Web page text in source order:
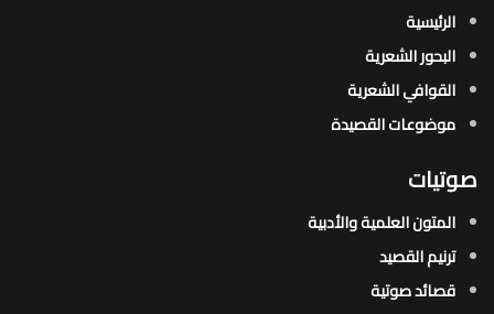
الرئيسية
البحور الشعرية​
القوافي الشعرية​
موضوعات القصيدة​
صوتيات
المتون العلمية والأدبية
ترنيم القصيد
قصائد صوتية